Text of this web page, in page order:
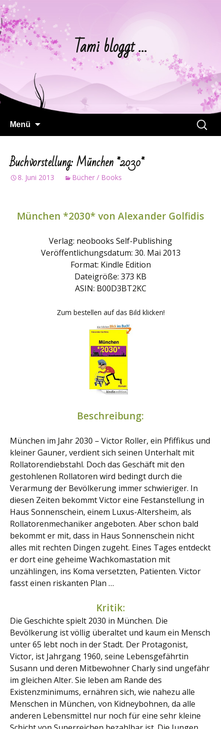
Tami bloggt …
Menü
Suchen
nach:
Buchvorstellung: München *2030*
8. Juni 2013 Bücher / Books
München *2030* von Alexander Golfidis
Verlag: neobooks Self-Publishing
Veröffentlichungsdatum: 30. Mai 2013
Format: Kindle Edition
Dateigröße: 373 KB
ASIN: B00D3BT2KC
Zum bestellen auf das Bild klicken!
Beschreibung:
München im Jahr 2030 – Victor Roller, ein Pfiffikus und
kleiner Gauner, verdient sich seinen Unterhalt mit
Rollatorendiebstahl. Doch das Geschäft mit den
gestohlenen Rollatoren wird bedingt durch die
Verarmung der Bevölkerung immer schwieriger. In
diesen Zeiten bekommt Victor eine Festanstellung in
Haus Sonnenschein, einem Luxus-Altersheim, als
Rollatorenmechaniker angeboten. Aber schon bald
bekommt er mit, dass in Haus Sonnenschein nicht
alles mit rechten Dingen zugeht. Eines Tages entdeckt
er dort eine geheime Wachkomastation mit
unzählingen, ins Koma versetzten, Patienten. Victor
fasst einen riskanten Plan …
Kritik:
Die Geschichte spielt 2030 in München. Die
Bevölkerung ist völlig überaltet und kaum ein Mensch
unter 65 lebt noch in der Stadt. Der Protagonist,
Victor, ist Jahrgang 1960, seine Lebensgefährtin
Susann und deren Mitbewohner Charly sind ungefähr
im gleichen Alter. Sie leben am Rande des
Existenzminimums, ernähren sich, wie nahezu alle
Menschen in München, von Kidneybohnen, da alle
anderen Lebensmittel nur noch für eine sehr kleine